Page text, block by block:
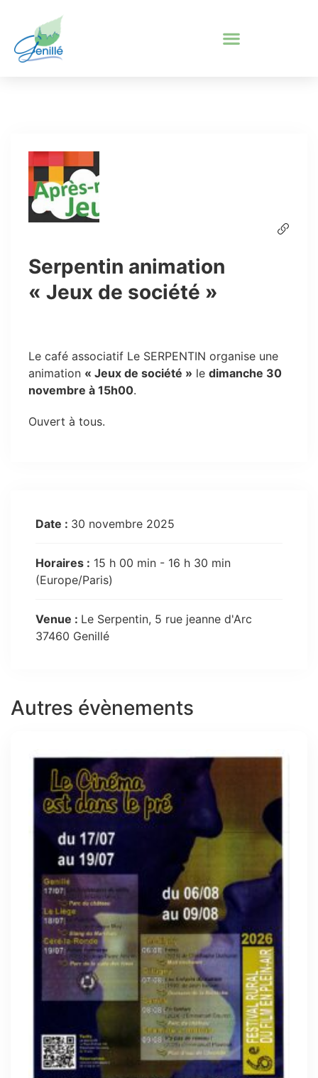
Serpentin animation
« Jeux de société »
Le café associatif Le SERPENTIN organise une
animation « Jeux de société » le dimanche 30
novembre à 15h00.
Ouvert à tous.
Date : 30 novembre 2025
Horaires : 15 h 00 min - 16 h 30 min
(Europe/Paris)
Venue : Le Serpentin, 5 rue jeanne d'Arc
37460 Genillé
Autres évènements